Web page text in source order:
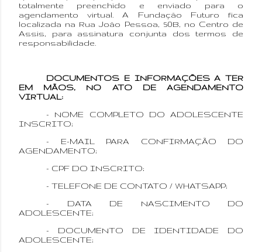
totalmente preenchido e enviado para o
agendamento virtual. A Fundação Futuro fica
localizada na Rua João Pessoa, 50B, no Centro de
Assis, para assinatura conjunta dos termos de
responsabilidade.
DOCUMENTOS E INFORMAÇÕES A TER
EM MÃOS, NO ATO DE AGENDAMENTO
VIRTUAL:
- NOME COMPLETO DO ADOLESCENTE
INSCRITO;
- E-MAIL PARA CONFIRMAÇÃO DO
AGENDAMENTO;
- CPF DO INSCRITO;
- TELEFONE DE CONTATO / WHATSAPP;
- DATA DE NASCIMENTO DO
ADOLESCENTE;
- DOCUMENTO DE IDENTIDADE DO
ADOLESCENTE;